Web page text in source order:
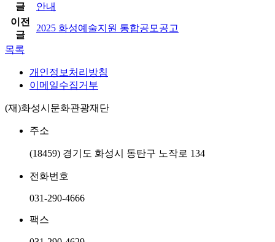
글
안내
이전
글
2025 화성예술지원 통합공모공고
목록
개인정보처리방침
이메일수집거부
(재)화성시문화관광재단
주소
(18459) 경기도 화성시 동탄구 노작로 134
전화번호
031-290-4666
팩스